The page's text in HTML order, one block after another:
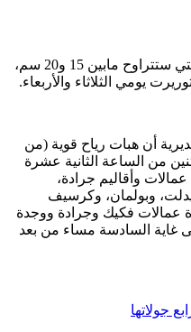
كما ستهم هذه التساقطات الثلجية التي ستتراوح مابين 15 و20 سم،
يومي الثلاثاء والأربعاء.
أن هبات رياح قوية (من
الإثنين من الساعة الثانية عشرة
عمالات وأقاليم جرادة،
وبولمان، وكرسيف
عمالات فكيك وجرادة ووجدة
غاية السادسة مساء من بعد
جولاتها